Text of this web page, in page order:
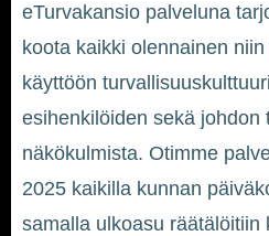
eTurvakansio palveluna
koota kaikki olennainen
käyttöön
esihenkilöiden sekä johdon
näkökulmista. Otimme
2025 kaikilla kunnan
samalla ulkoasu räätälöitiin